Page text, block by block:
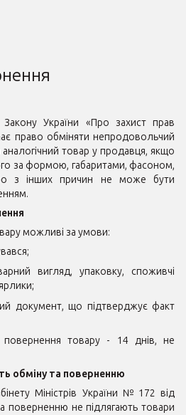
України «Про захист прав
право обміняти непродовольчий
товар у продавця, якщо
за формою, габаритами, фасоном,
з інших причин не може бути
можливі за умови:​
вигляд, упаковку, споживчі
документ, що підтверджує факт
товару - 14 днів, не
обміну та поверненню
Міністрів України № 172 від
поверненню не підлягають товари